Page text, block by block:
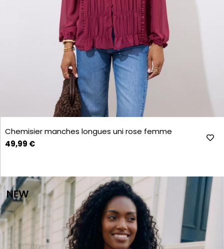
Chemisier manches longues uni rose femme
49,99 €